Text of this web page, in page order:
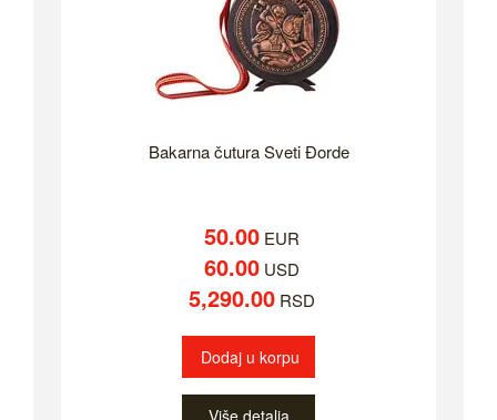
Bakarna čutura Sveti Đorde
50.00EUR
60.00USD
5,290.00RSD
Dodaj u korpu